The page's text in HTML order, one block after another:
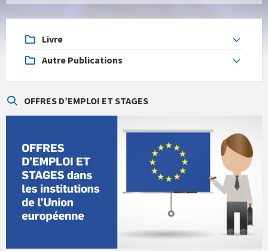
Livre
Autre Publications
OFFRES D’EMPLOI ET STAGES